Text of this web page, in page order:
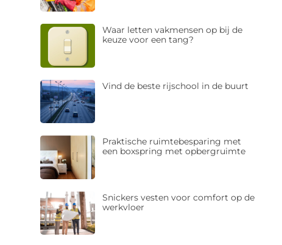
Waar letten vakmensen op bij de
keuze voor een tang?
Vind de beste rijschool in de buurt
Praktische ruimtebesparing met
een boxspring met opbergruimte
Snickers vesten voor comfort op de
werkvloer